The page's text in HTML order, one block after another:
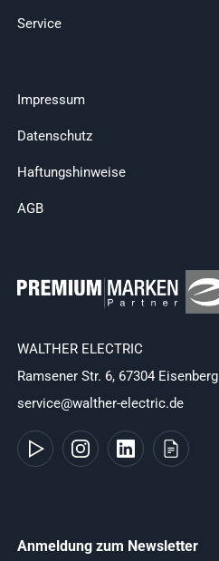
Service
Impressum
Datenschutz
Haftungshinweise
AGB
WALTHER ELECTRIC
Ramsener Str. 6, 67304 Eisenberg
service@walther-electric.de
Anmeldung zum Newsletter